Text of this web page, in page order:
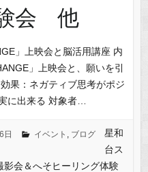
会 他
」上映会と脳活用講座 内
」上映会と、願いを引
果：ネガティブ思考がポジ
に出来る 対象者…
日 イベント , ブログ
星和
台ス
影会＆へそヒーリング体験